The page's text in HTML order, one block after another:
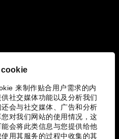
cookie
来制作贴合用户需求的内
社交媒体功能以及分析我们
会与社交媒体、广告和分析
对我们网站的使用情况，这
会将此类信息与您提供给他
用其服务的过程中收集的其